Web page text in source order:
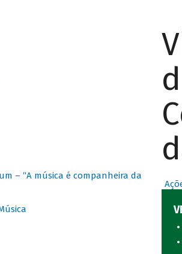
– “A música é companheira da